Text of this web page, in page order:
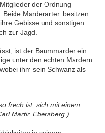
der Ordnung
Marderarten besitzen
Gebisse und sonstigen
zur Jagd.
ist der Baummarder ein
unter den echten Mardern.
ihm sein Schwanz als
frech ist, sich mit einem
Martin Ebersberg )